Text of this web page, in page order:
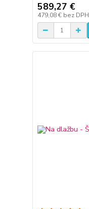
589,27 €
479,08 € bez DPH